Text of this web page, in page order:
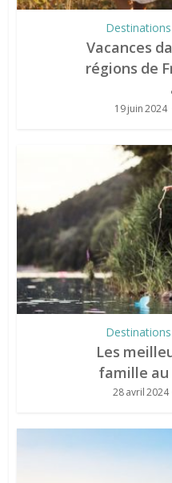
Vacances
régions de
19 juin 2024
Les
famille au
28 avril 2024